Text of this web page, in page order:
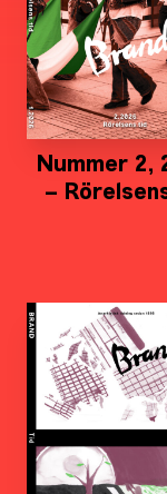
Nummer 2,
–